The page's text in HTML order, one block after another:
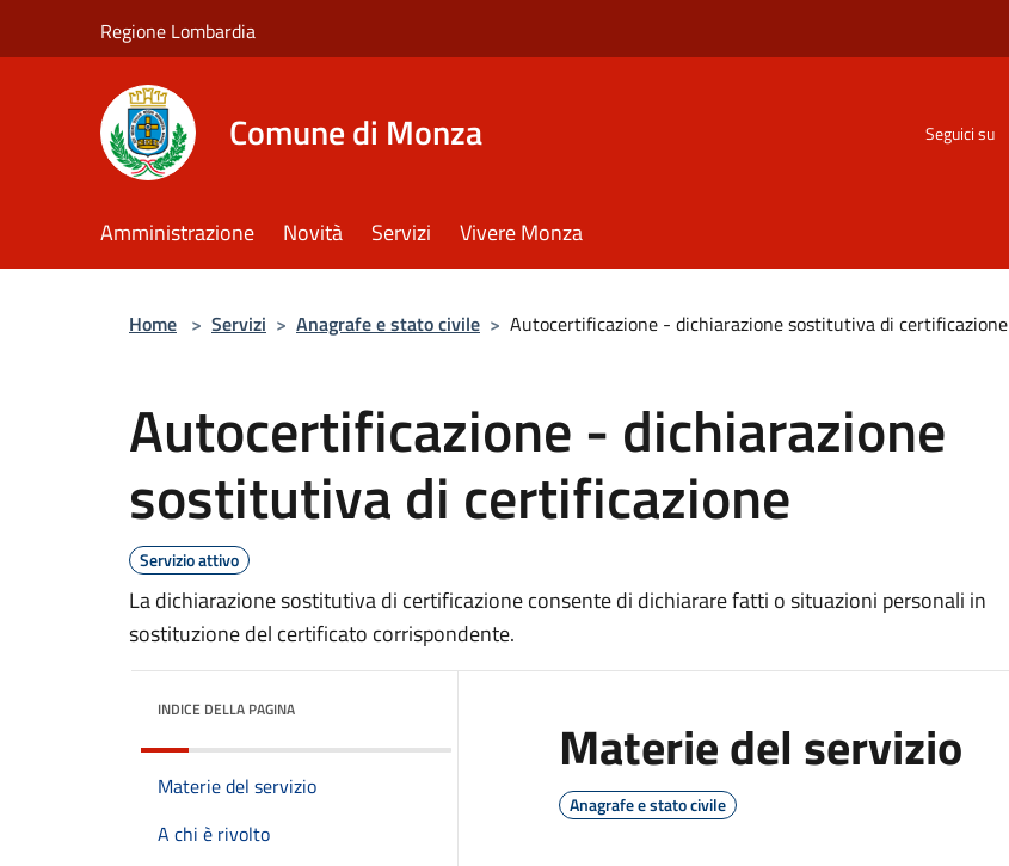
Regione Lombardia
Comune di Monza Seguici su
Amministrazione Novità Servizi Vivere Monza
Home > Servizi > Anagrafe e stato civile > Autocertificazione - dichiarazione sostitutiva di certificazione
Autocertificazione - dichiarazione
sostitutiva di certificazione
Servizio attivo
La dichiarazione sostitutiva di certificazione consente di dichiarare fatti o situazioni personali in
sostituzione del certificato corrispondente.
INDICE DELLA PAGINA
Materie del servizio
A chi è rivolto
Materie del servizio
Anagrafe e stato civile